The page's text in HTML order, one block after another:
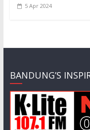
5 Apr 2024
BANDUNG’S